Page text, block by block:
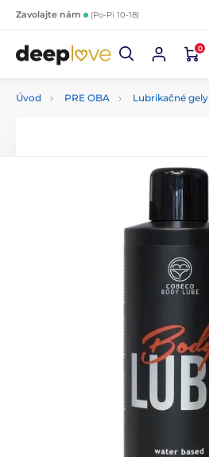
Zavolajte nám (Po-Pi 10-18)
0
Úvod PRE OBA Lubrikačné gely